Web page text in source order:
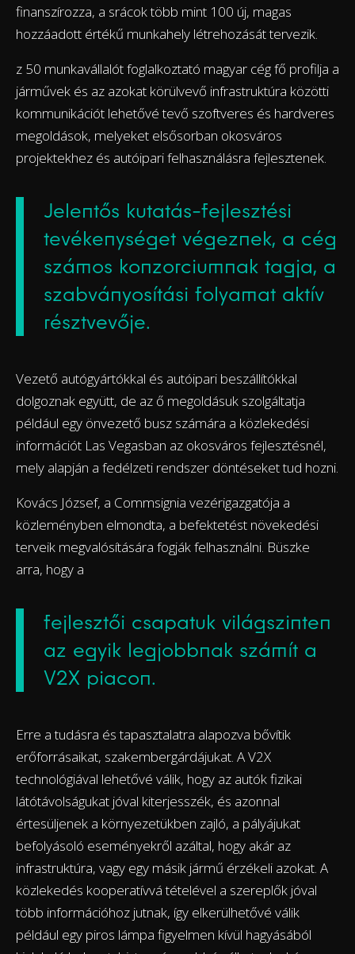
finanszírozza, a srácok több mint 100 új, magas
hozzáadott értékű munkahely létrehozását tervezik.
z 50 munkavállalót foglalkoztató magyar cég fő profilja a
járművek és az azokat körülvevő infrastruktúra közötti
kommunikációt lehetővé tevő szoftveres és hardveres
megoldások, melyeket elsősorban okosváros
projektekhez és autóipari felhasználásra fejlesztenek.
Jelentős kutatás-fejlesztési
tevékenységet végeznek, a cég
számos konzorciumnak tagja, a
szabványosítási folyamat aktív
résztvevője.
Vezető autógyártókkal és autóipari beszállítókkal
dolgoznak együtt, de az ő megoldásuk szolgáltatja
például egy önvezető busz számára a közlekedési
információt Las Vegasban az okosváros fejlesztésnél,
mely alapján a fedélzeti rendszer döntéseket tud hozni.
Kovács József, a Commsignia vezérigazgatója a
közleményben elmondta, a befektetést növekedési
terveik megvalósítására fogják felhasználni. Büszke
arra, hogy a
fejlesztői csapatuk világszinten
az egyik legjobbnak számít a
V2X piacon.
Erre a tudásra és tapasztalatra alapozva bővítik
erőforrásaikat, szakembergárdájukat. A V2X
technológiával lehetővé válik, hogy az autók fizikai
látótávolságukat jóval kiterjesszék, és azonnal
értesüljenek a környezetükben zajló, a pályájukat
befolyásoló eseményekről azáltal, hogy akár az
infrastruktúra, vagy egy másik jármű érzékeli azokat. A
közlekedés kooperatívvá tételével a szereplők jóval
több információhoz jutnak, így elkerülhetővé válik
például egy piros lámpa figyelmen kívül hagyásából